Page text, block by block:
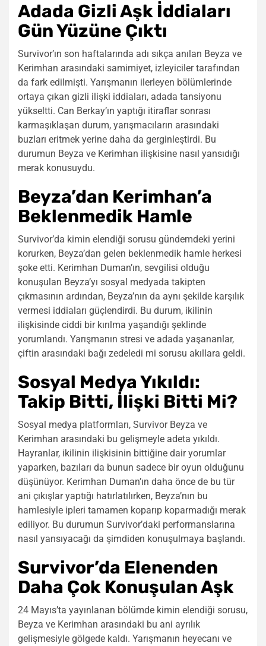
Adada Gizli Aşk İddiaları
Gün Yüzüne Çıktı
Survivor’ın son haftalarında adı sıkça anılan Beyza ve
Kerimhan arasındaki samimiyet, izleyiciler tarafından
da fark edilmişti. Yarışmanın ilerleyen bölümlerinde
ortaya çıkan gizli ilişki iddiaları, adada tansiyonu
yükseltti. Can Berkay’ın yaptığı itiraflar sonrası
karmaşıklaşan durum, yarışmacıların arasındaki
buzları eritmek yerine daha da gerginleştirdi. Bu
durumun Beyza ve Kerimhan ilişkisine nasıl yansıdığı
merak konusuydu.
Beyza’dan Kerimhan’a
Beklenmedik Hamle
Survivor’da kimin elendiği sorusu gündemdeki yerini
korurken, Beyza’dan gelen beklenmedik hamle herkesi
şoke etti. Kerimhan Duman’ın, sevgilisi olduğu
konuşulan Beyza’yı sosyal medyada takipten
çıkmasının ardından, Beyza’nın da aynı şekilde karşılık
vermesi iddiaları güçlendirdi. Bu durum, ikilinin
ilişkisinde ciddi bir kırılma yaşandığı şeklinde
yorumlandı. Yarışmanın stresi ve adada yaşananlar,
çiftin arasındaki bağı zedeledi mi sorusu akıllara geldi.
Sosyal Medya Yıkıldı:
Takip Bitti, İlişki Bitti Mi?
Sosyal medya platformları, Survivor Beyza ve
Kerimhan arasındaki bu gelişmeyle adeta yıkıldı.
Hayranlar, ikilinin ilişkisinin bittiğine dair yorumlar
yaparken, bazıları da bunun sadece bir oyun olduğunu
düşünüyor. Kerimhan Duman’ın daha önce de bu tür
ani çıkışlar yaptığı hatırlatılırken, Beyza’nın bu
hamlesiyle ipleri tamamen koparıp koparmadığı merak
ediliyor. Bu durumun Survivor’daki performanslarına
nasıl yansıyacağı da şimdiden konuşulmaya başlandı.
Survivor’da Elenenden
Daha Çok Konuşulan Aşk
24 Mayıs’ta yayınlanan bölümde kimin elendiği sorusu,
Beyza ve Kerimhan arasındaki bu ani ayrılık
gelişmesiyle gölgede kaldı. Yarışmanın heyecanı ve